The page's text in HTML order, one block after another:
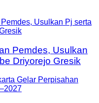
Pemdes, Usulkan
Driyorejo Gresik